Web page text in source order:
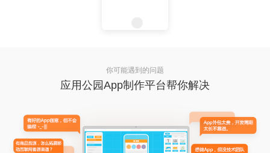
你可能遇到的问题
应用公园App制作平台帮你解决